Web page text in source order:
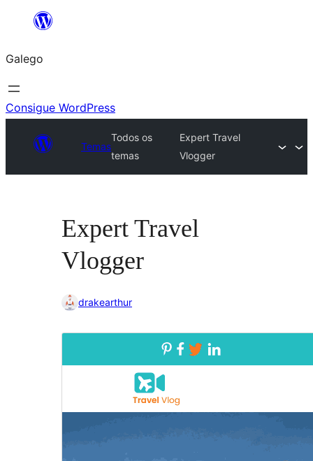
Saltar
contido
Galego
Consigue WordPress
Temas
Todos os
temas
Expert Travel
Vlogger
Expert Travel
Vlogger
drakearthur